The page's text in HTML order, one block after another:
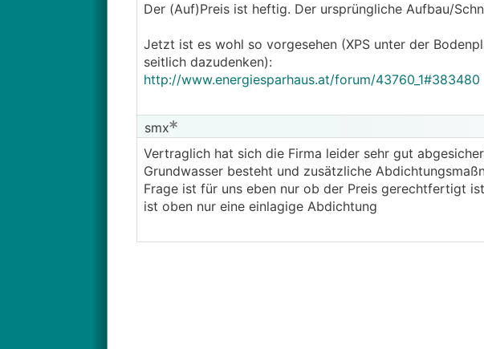
Der (Auf)Preis ist heftig. Der ursprüngliche Aufbau/
Jetzt ist es wohl so vorgesehen (XPS unter der
seitlich dazudenken):
http://www.energiesparhaus.at/forum/43760_1#383480
smx
Vertraglich hat sich die Firma leider sehr gut
Grundwasser besteht und zusätzliche
Frage ist für uns eben nur ob der Preis gerechtfertigt
ist oben nur eine einlagige Abdichtung